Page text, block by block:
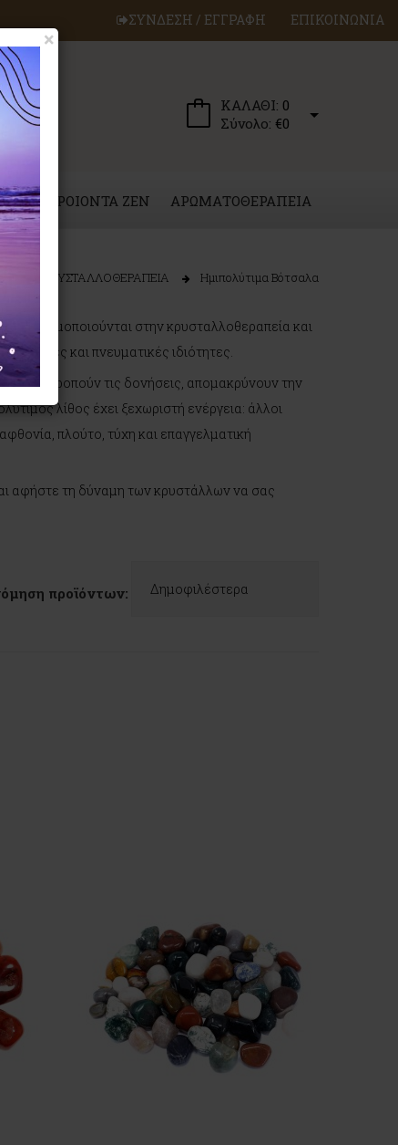
ΣΥΝΔΕΣΗ / ΕΓΓΡΑΦΗ ΕΠΙΚΟΙΝΩΝΙΑ
ΚΑΛΑΘΙ: 0
Σύνολο: €0
ΠΡΟΙΟΝΤΑ ZEN ΑΡΩΜΑΤΟΘΕΡΑΠΕΙΑ
ΚΡΥΣΤΑΛΛΟΘΕΡΑΠΕΙΑ Ημιπολύτιμα Βότσαλα
Χρησιμοποιούνται στην κρυσταλλοθεραπεία και
και πνευματικές ιδιότητες.
εξισορροπούν τις δονήσεις, απομακρύνουν την
λίθος έχει ξεχωριστή ενέργεια: άλλοι
πλούτο, τύχη και επαγγελματική
αφήστε τη δύναμη των κρυστάλλων να σας
προϊόντων:
×